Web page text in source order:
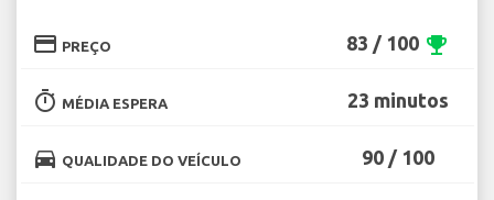
credit_card PREÇO 83 / 100 emoji_events
timer MÉDIA ESPERA 23 minutos
directions_car QUALIDADE DO VEÍCULO 90 / 100